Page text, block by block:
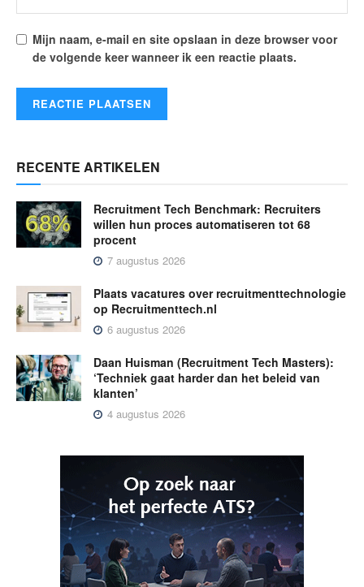
Mijn naam, e-mail en site opslaan in deze browser voor
de volgende keer wanneer ik een reactie plaats.
RECENTE ARTIKELEN
Recruitment Tech Benchmark: Recruiters
willen hun proces automatiseren tot 68
procent
7 augustus 2026
Plaats vacatures over recruitmenttechnologie
op Recruitmenttech.nl
6 augustus 2026
Daan Huisman (Recruitment Tech Masters):
‘Techniek gaat harder dan het beleid van
klanten’
4 augustus 2026